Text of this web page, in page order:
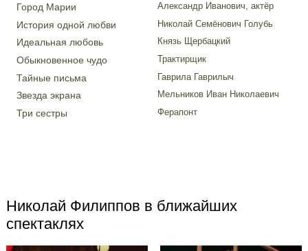
Город Марии Александр Иванович, актёр
История одной любви Николай Семёнович Голубь
Идеальная любовь Князь Щербацкий
Обыкновенное чудо Трактирщик
Тайные письма Гаврила Гаврилыч
Звезда экрана Мельников Иван Николаевич
Три сестры Ферапонт
Николай Филиппов в ближайших
спектаклях